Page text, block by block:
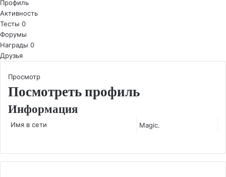
Профиль
Активность
Тесты 0
Форумы
Награды 0
Друзья
Просмотр
Посмотреть профиль
Информация
Имя в сети Magic.